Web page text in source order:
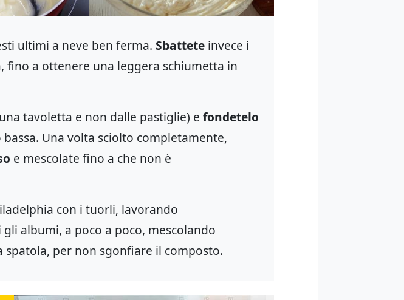
ultimi a neve ben ferma. Sbattete invece i
a ottenere una leggera schiumetta in
tavoletta e non dalle pastiglie) e fondetelo
Una volta sciolto completamente,
e mescolate fino a che non è
con i tuorli, lavorando
gli albumi, a poco a poco, mescolando
spatola, per non sgonfiare il composto.